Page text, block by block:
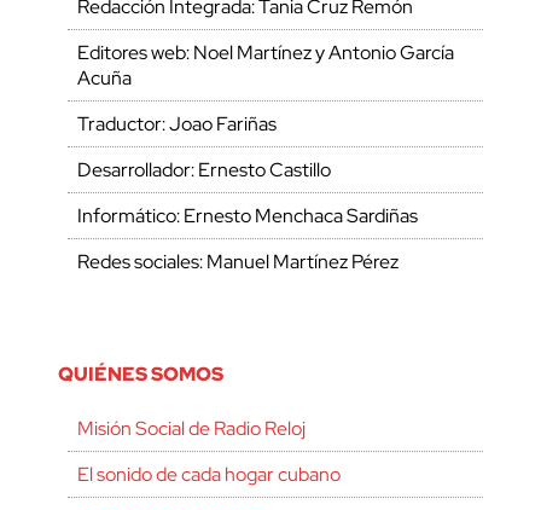
Redacción Integrada: Tania Cruz Remón
Editores web: Noel Martínez y Antonio García
Acuña
Traductor: Joao Fariñas
Desarrollador: Ernesto Castillo
Informático: Ernesto Menchaca Sardiñas
Redes sociales: Manuel Martínez Pérez
QUIÉNES SOMOS
Misión Social de Radio Reloj
El sonido de cada hogar cubano